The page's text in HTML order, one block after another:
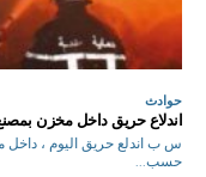
حوادث
اندلاع حريق داخل مخزن بمصنع
س ب اندلع حريق اليوم ،
حسب...